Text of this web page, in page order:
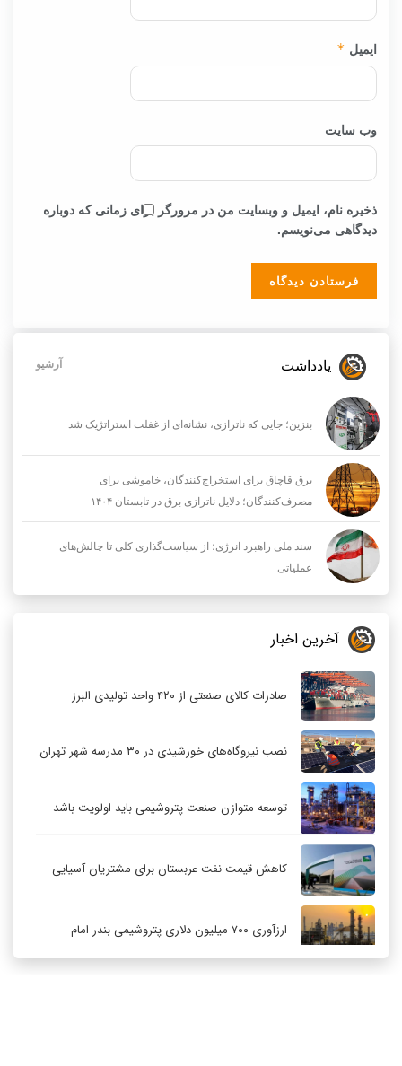
ایمیل *
وب‌ سایت
ذخیره نام، ایمیل و وبسایت من در مرورگر برای زمانی که دوباره
دیدگاهی می‌نویسم.
یادداشت آرشیو
بنزین؛ جایی که ناترازی، نشانه‌ای از غفلت استراتژیک شد
برق قاچاق برای استخراج‌کنندگان، خاموشی برای
مصرف‌کنندگان؛ دلایل ناترازی برق در تابستان ۱۴۰۴
سند ملی راهبرد انرژی؛ از سیاست‌گذاری کلی تا چالش‌های
عملیاتی
آخرین اخبار
صادرات کالای صنعتی از ۴۲۰ واحد تولیدی البرز
نصب نیروگاه‌های خورشیدی در ۳۰ مدرسه شهر تهران
توسعه متوازن صنعت پتروشیمی باید اولویت باشد
کاهش قیمت نفت عربستان برای مشتریان آسیایی
ارزآوری ۷۰۰ میلیون دلاری پتروشیمی بندر امام